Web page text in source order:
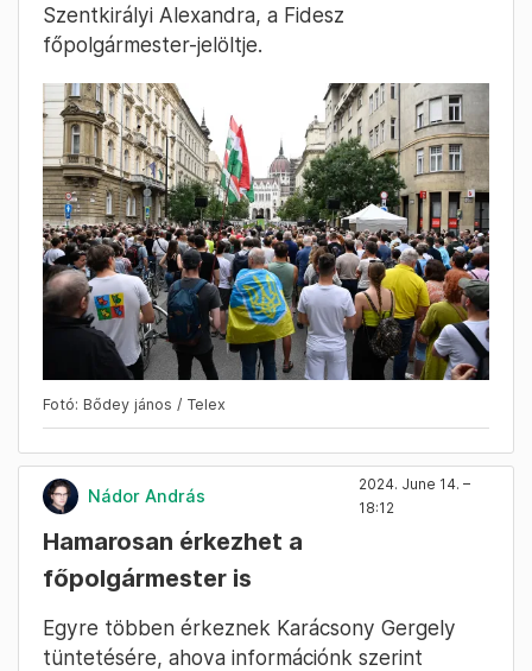
Szentkirályi Alexandra, a Fidesz
főpolgármester-jelöltje.
Fotó: Bődey jános / Telex
Nádor András
2024. June 14. –
18:12
Hamarosan érkezhet a
főpolgármester is
Egyre többen érkeznek Karácsony Gergely
tüntetésére, ahova információnk szerint